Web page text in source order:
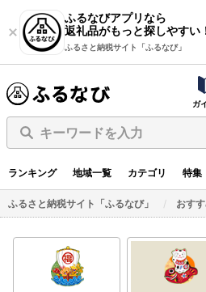
ふるなびアプリなら
返礼品がもっと探しやすい
ふるさと納税サイト「ふるなび」
ガ
キーワードを入力
ランキング 地域一覧 カテゴリ 特集
ふるさと納税サイト「ふるなび」 おす